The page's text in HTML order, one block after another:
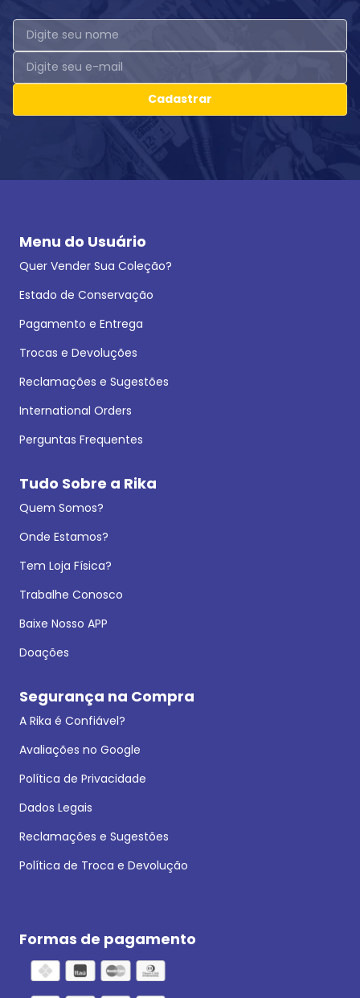
Cadastrar
Menu do Usuário
Quer Vender Sua Coleção?
Estado de Conservação
Pagamento e Entrega
Trocas e Devoluções
Reclamações e Sugestões
International Orders
Perguntas Frequentes
Tudo Sobre a Rika
Quem Somos?
Onde Estamos?
Tem Loja Física?
Trabalhe Conosco
Baixe Nosso APP
Doações
Segurança na Compra
A Rika é Confiável?
Avaliações no Google
Política de Privacidade
Dados Legais
Reclamações e Sugestões
Política de Troca e Devolução
Formas de pagamento